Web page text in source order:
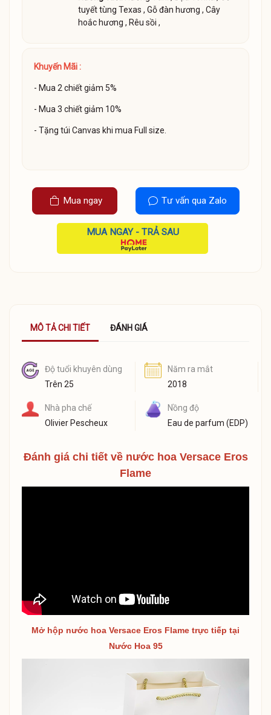
tuyết tùng Texas ,Gỗ đàn hương ,Cây
hoắc hương , Rêu sồi ,
Khuyến Mãi :
- Mua 2 chiết giảm 5%
- Mua 3 chiết giảm 10%
- Tặng túi Canvas khi mua Full size.
Mua ngay Tư vấn qua Zalo
MUA NGAY - TRẢ SAU
MÔ TẢ CHI TIẾT ĐÁNH GIÁ
Độ tuổi khuyên dùng
Trên 25
Năm ra mắt
2018
Nhà pha chế
Olivier Pescheux
Nồng độ
Eau de parfum (EDP)
Đánh giá chi tiết về nước hoa Versace Eros
Flame
Mở hộp nước hoa Versace Eros Flame trực tiếp tại
Nước Hoa 95